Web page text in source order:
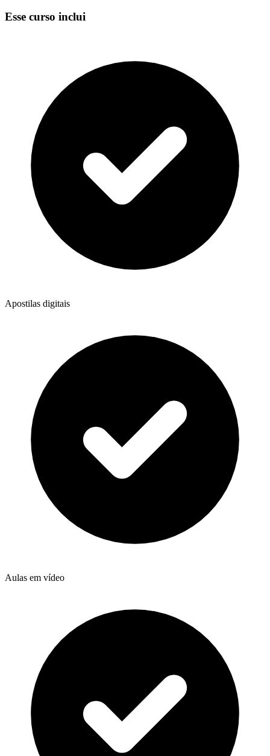
Esse curso inclui
Apostilas digitais
Aulas em vídeo